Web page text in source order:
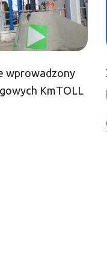
wprowadzony
KmTOLL